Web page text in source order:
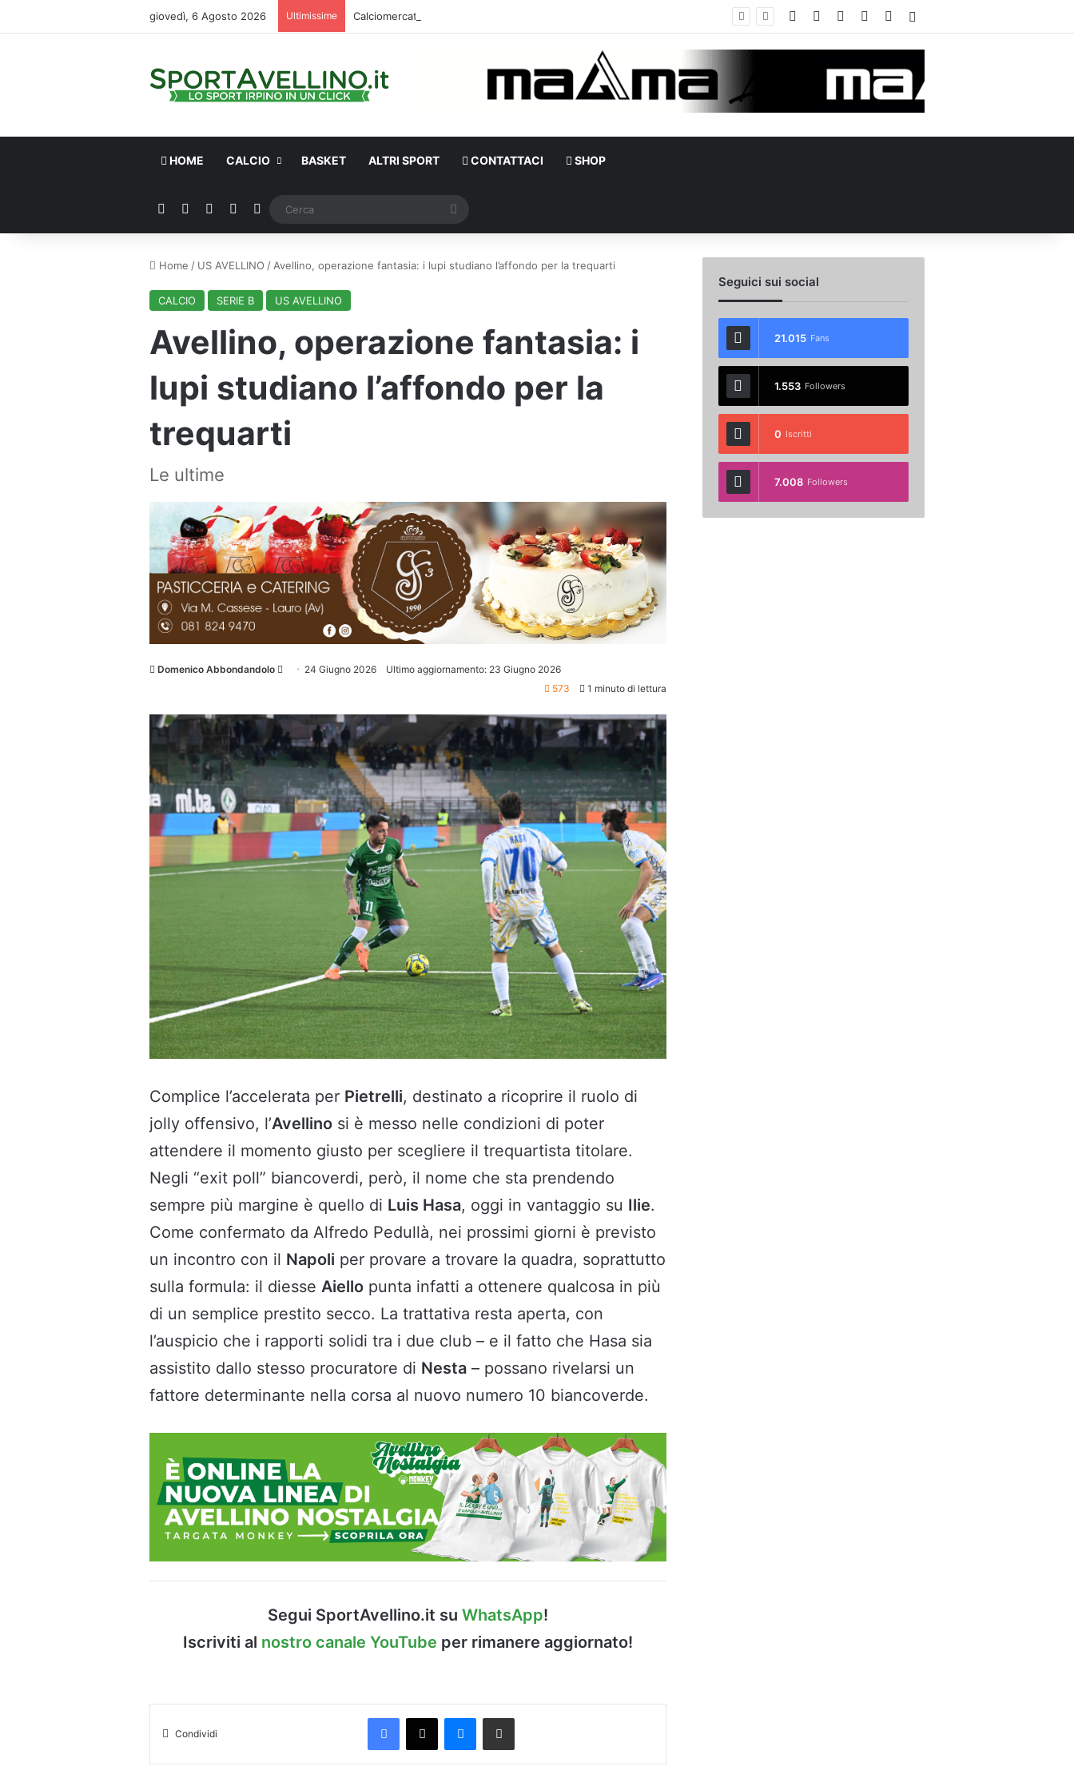
giovedì, 6 Agosto 2026 Ultimissime Facebook You TubeInstagramWhatsApp
HOME CALCIO BASKET ALTRI SPORT CONTATTACI SHOP
Facebook You TubeInstagram
WhatsApp Cerca
Home / US AVELLINO / Avellino, operazione fantasia: i lupi studiano l’affondo per la trequarti
CALCIO SERIE B US AVELLINO
Avellino, operazione fantasia: i
lupi studiano l’affondo per la
trequarti
Le ultime
Domenico Abbondandolo
Invia 24 Giugno 2026
Ultimo aggiornamento: 23 Giugno 2026
573
1 minuto di lettura
Complice l’accelerata per Pietrelli, destinato a ricoprire il ruolo di
jolly offensivo, l’Avellino si è messo nelle condizioni di poter
attendere il momento giusto per scegliere il trequartista titolare.
Negli “exit poll” biancoverdi, però, il nome che sta prendendo
sempre più margine è quello di Luis Hasa, oggi in vantaggio su Ilie.
Come confermato da Alfredo Pedullà, nei prossimi giorni è previsto
un incontro con il Napoli per provare a trovare la quadra, soprattutto
sulla formula: il diesse Aiello punta infatti a ottenere qualcosa in più
di un semplice prestito secco. La trattativa resta aperta, con
l’auspicio che i rapporti solidi tra i due club – e il fatto che Hasa sia
assistito dallo stesso procuratore di Nesta – possano rivelarsi un
fattore determinante nella corsa al nuovo numero 10 biancoverde.
Segui SportAvellino.it su WhatsApp!
Iscriviti al nostro canale YouTube per rimanere aggiornato!
Condividi
Facebook
X Messenger
Condividi via Email
Seguici sui social
21.015 Fans
1.553 Followers
0 Iscritti
7.008 Followers